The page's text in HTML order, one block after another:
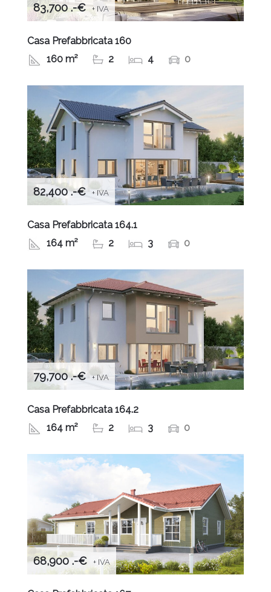
83,700 .-€ + IVA
Casa Prefabbricata 160
160 m²
2 4 0
82,400 .-€ + IVA
Casa Prefabbricata 164.1
164 m²
2 3 0
79,700 .-€ + IVA
Casa Prefabbricata 164.2
164 m²
2 3 0
68,900 .-€ + IVA